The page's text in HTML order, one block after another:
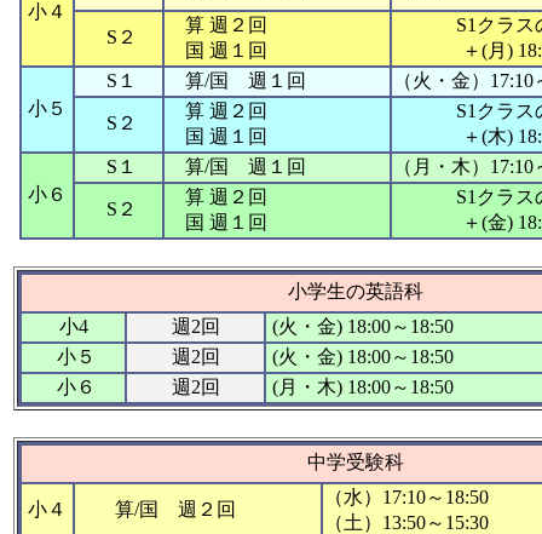
小４
S２
算 週２回
国 週１回
S1クラス
＋(月)
小５
S１ 算/国 週１回 （火・金）17:10
S２
算 週２回
国 週１回
S1クラス
＋(木)
小６
S１ 算/国 週１回 （月・木）17:10
S２
算 週２回
国 週１回
S1クラス
＋(金)
小学生の英語科
小4
週2回
(火・金) 18:00～18:50
小５
週2回
(火・金) 18:00～18:50
小６
週2回 (月・木) 18:00～18:50
中学受験科
小４ 算/国 週２回
（水）17:10～18:50
（土）13:50～15:30